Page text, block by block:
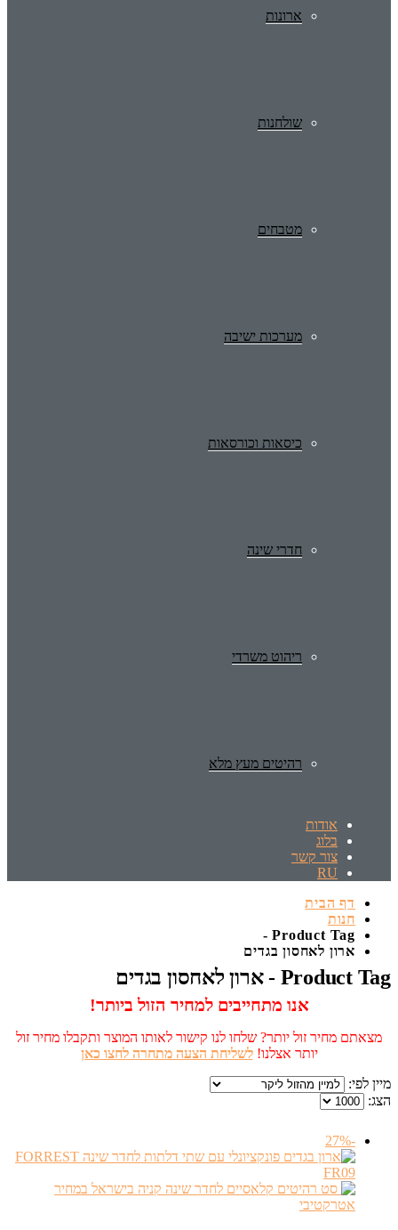
ארונות
שולחנות
מטבחים
מערכות ישיבה
כיסאות וכורסאות
חדרי שינה
ריהוט משרדי
רהיטים מעץ מלא
אודות
בלוג
צור קשר
RU
דף הבית
חנות
Product Tag -
‏ארון לאחסון בגדים
Product Tag - ‏ארון לאחסון בגדים
אנו מתחייבים למחיר הזול ביותר!
מצאתם מחיר זול יותר? שלחו לנו קישור לאותו המוצר ותקבלו מחיר זול
יותר אצלנו!לשליחת הצעה מתחרה לחצו כאן
מיין לפי:
הצג:
-27%